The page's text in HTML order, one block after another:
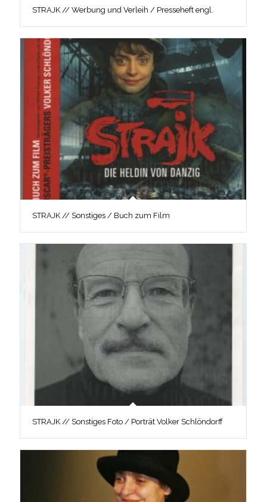
STRAJK // Werbung und Verleih / Presseheft engl.
STRAJK // Sonstiges / Buch zum Film
STRAJK // Sonstiges Foto / Porträt Volker Schlöndorff